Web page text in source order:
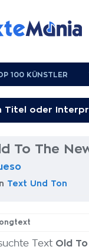
100 KÜNSTLER
To The
Text Und Ton
Text Old